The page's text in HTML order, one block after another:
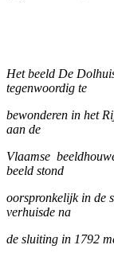
Het beeld De
tegenwoordig te
bewonderen in het
aan de
Vlaamse
beeld stond
oorspronkelijk in de
verhuisde na
de sluiting in 1792